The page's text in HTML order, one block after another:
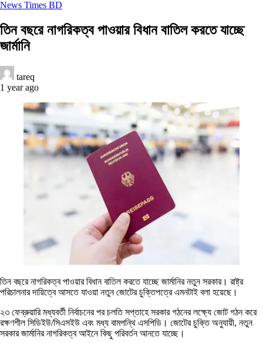
News Times BD
তিন বছরে নাগরিকত্ব পাওয়ার বিধান বাতিল করতে যাচ্ছে
জার্মানি
tareq
1 year ago
তিন বছরে নাগরিকত্ব পাওয়ার বিধান বাতিল করতে যাচ্ছে জার্মানির নতুন সরকার। রাষ্ট্র
পরিচালনার দায়িত্বে আসতে যাওয়া নতুন জোটের চুক্তিপত্রে এমনটাই বলা হয়েছে।
২৩ ফেব্রুয়ারি মধ্যবর্তী নির্বাচনের পর চলতি সপ্তাহে সরকার গঠনের লক্ষ্যে জোট গঠন করে
রক্ষণশীল সিডিইউ/সিএসইউ এবং মধ্য বামপন্থি এসপিডি। জোটের চুক্তি অনুযায়ী, নতুন
সরকার জার্মানির নাগরিকত্ব আইনে কিছু পরিবর্তন আনতে যাচ্ছে।